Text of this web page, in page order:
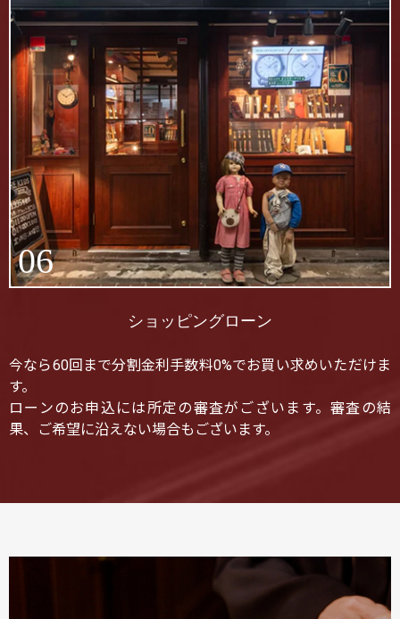
06
ショッピングローン
今なら60回まで分割金利手数料0%でお買い求めいただけま
す。
ローンのお申込には所定の審査がございます。審査の結
果、ご希望に沿えない場合もございます。